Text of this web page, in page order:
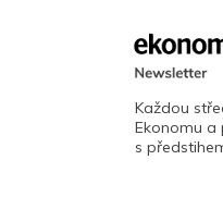
Každou
Ekonomu a
s